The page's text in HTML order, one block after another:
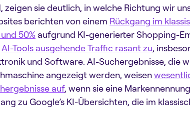
zeigen sie deutlich, in welche Richtung wir
berichten von einem Rückgang im
und 50% aufgrund KI-generierter Shopping-
AI-Tools ausgehende Traffic rasant zu,
und Software. AI-Suchergebnisse, die
angezeigt werden, weisen
auf, wenn sie eine
zu Google’s KI-Übersichten, die im